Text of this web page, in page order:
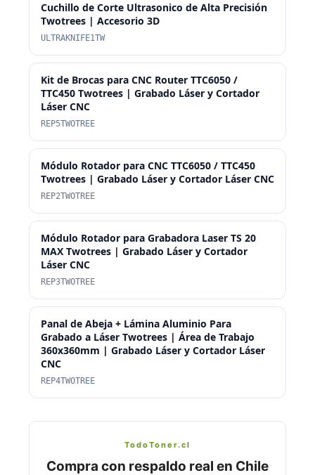
Cuchillo de Corte Ultrasonico de Alta Precisión
Twotrees | Accesorio 3D
ULTRAKNIFE1TW
Kit de Brocas para CNC Router TTC6050 /
TTC450 Twotrees | Grabado Láser y Cortador
Láser CNC
REP5TWOTREE
Módulo Rotador para CNC TTC6050 / TTC450
Twotrees | Grabado Láser y Cortador Láser CNC
REP2TWOTREE
Módulo Rotador para Grabadora Laser TS 20
MAX Twotrees | Grabado Láser y Cortador
Láser CNC
REP3TWOTREE
Panal de Abeja + Lámina Aluminio Para
Grabado a Láser Twotrees | Área de Trabajo
360x360mm | Grabado Láser y Cortador Láser
CNC
REP4TWOTREE
TodoToner.cl
Compra con respaldo real en Chile